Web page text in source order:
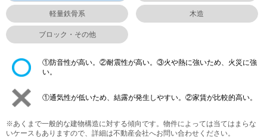
軽量鉄骨系 木造
ブロック・その他
①防音性が高い。②耐震性が高い。③火や熱に強いため、火災に強
い。
①通気性が低いため、結露が発生しやすい。②家賃が比較的高い。
※あくまで一般的な建物構造に対する傾向です。物件によっては当てはまらな
いケースもありますので、詳細は不動産会社へお問い合わせください。